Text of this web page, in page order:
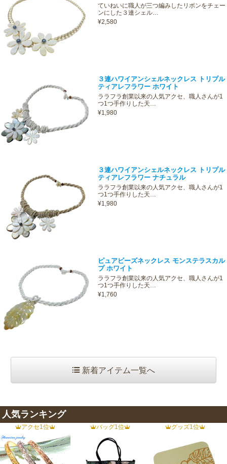
ていねいに職人が三つ編みしたリボンをチェー
ンにした３連シェル…
¥2,580
３連ハワイアンシェルネックレス トリプル
ティアレフラワー ホワイト
ララフラ創業以来の人気アクセ、職人さんが1
つ1つ手作りした天…
¥1,980
３連ハワイアンシェルネックレス トリプル
ティアレフラワー ナチュラル
ララフラ創業以来の人気アクセ、職人さんが1
つ1つ手作りした天…
¥1,980
ピュアビーズネックレス モンステラスカル
プ ホワイト
ララフラ創業以来の人気アクセ、職人さんが1
つ1つ手作りした天…
¥1,760
新着アイテム一覧へ
人気ランキング
アクセ1位 バッグ1位 グッズ1位